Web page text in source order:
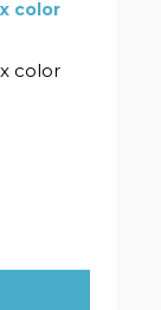
color
color